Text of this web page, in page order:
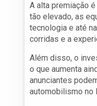
A alta premiação
tão elevado, as
tecnologia e até
corridas e a
Além disso, o
o que aumenta
anunciantes
automobilismo no